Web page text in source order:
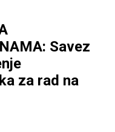
Savez
za rad na